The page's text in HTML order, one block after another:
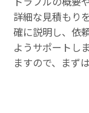
詳細な見積もり
確に説明し、依
ようサポートし
ますので、まず